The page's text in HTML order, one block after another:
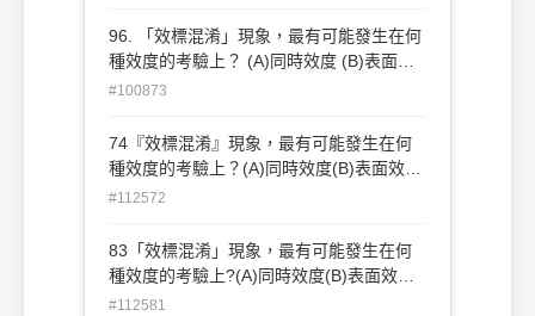
96. 「效標混淆」現象，最有可能發生在何
種效度的考驗上？ (A)同時效度 (B)表面效
#100873
74『效標混淆』現象，最有可能發生在何
種效度的考驗上？(A)同時效度(B)表面效度
(C)內容效度(D)外在效度
#112572
83「效標混淆」現象，最有可能發生在何
種效度的考驗上?(A)同時效度(B)表面效度
(C)內容效度(D)外在效度
#112581